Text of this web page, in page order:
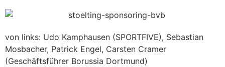
von links: Udo Kamphausen (SPORTFIVE), Sebastian
Mosbacher, Patrick Engel, Carsten Cramer
(Geschäftsführer Borussia Dortmund)